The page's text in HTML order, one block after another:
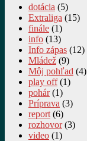
dotácia (5)
Extraliga (15)
finále (1)
info (13)
Info zápas (12)
Mládež (9)
Môj pohľad (4)
play off(1)
pohár(1)
Príprava (3)
report (6)
rozhovor(3)
video (1)